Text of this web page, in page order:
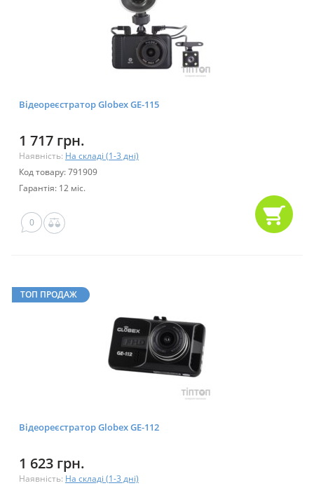
Відеореєстратор Globex GE-115
1 717 грн.
Наявність: На складі (1-3 дні)
Код товару: 791909
Гарантія: 12 міс.
0
ТОП ПРОДАЖ
Відеореєстратор Globex GE-112
1 623 грн.
Наявність: На складі (1-3 дні)